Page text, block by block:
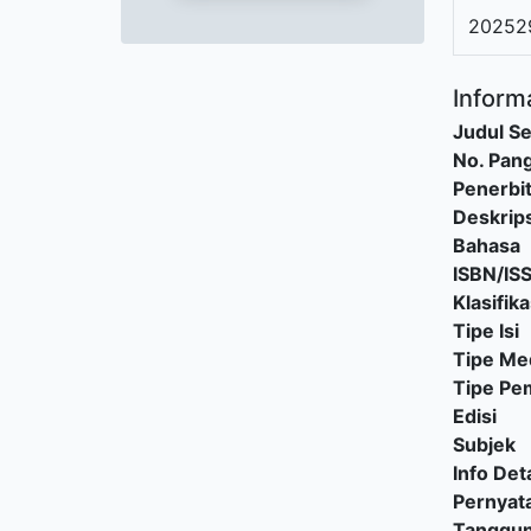
Judul
No.
Penerbit
Bahasa
ISBN/
Tipe Isi
Tipe
Tipe
Edisi
Subjek
Info